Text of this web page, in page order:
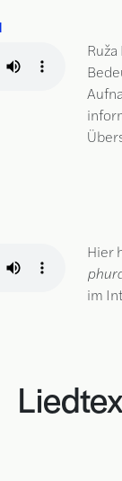
Hier
im